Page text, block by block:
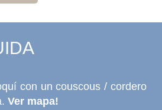
con un couscous / cordero
Ver mapa!